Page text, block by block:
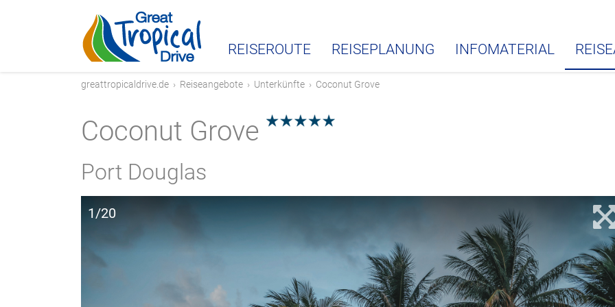
REISEROUTE REISEPLANUNG INFOMATERIAL
greattropicaldrive.de › Reiseangebote › Unterkünfte › Coconut Grove
Coconut Grove 5.0
Port Douglas
1/20